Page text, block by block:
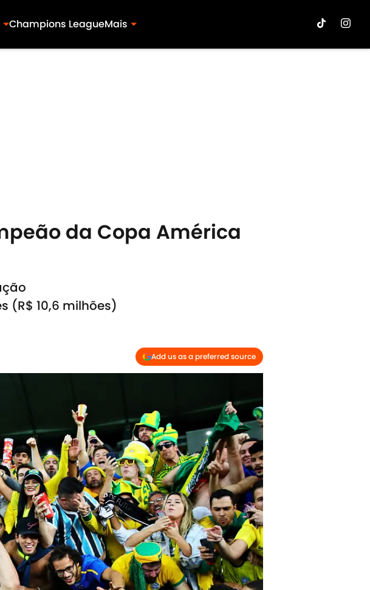
Champions LeagueMais
da Copa América
(R$ 10,6 milhões)
Add us as a preferred source